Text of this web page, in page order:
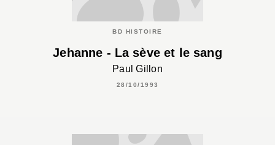
BD HISTOIRE
Jehanne - La sève et le sang
Paul Gillon
28/10/1993